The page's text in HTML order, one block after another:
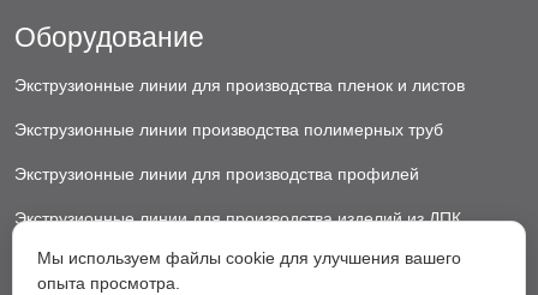
Оборудование
Экструзионные линии для производства пленок и листов
Экструзионные линии производства полимерных труб
Экструзионные линии для производства профилей
Экструзионные линии для производства изделий из ДПК
Экструзионные линии для производства пластиковых ковриков
Мы используем файлы cookie для улучшения вашего
опыта просмотра.